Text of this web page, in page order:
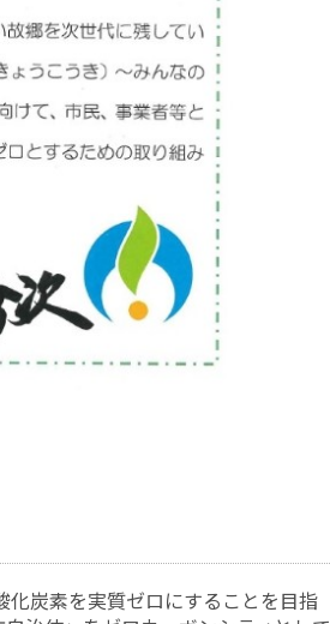
炭素を実質ゼロにすることを目指